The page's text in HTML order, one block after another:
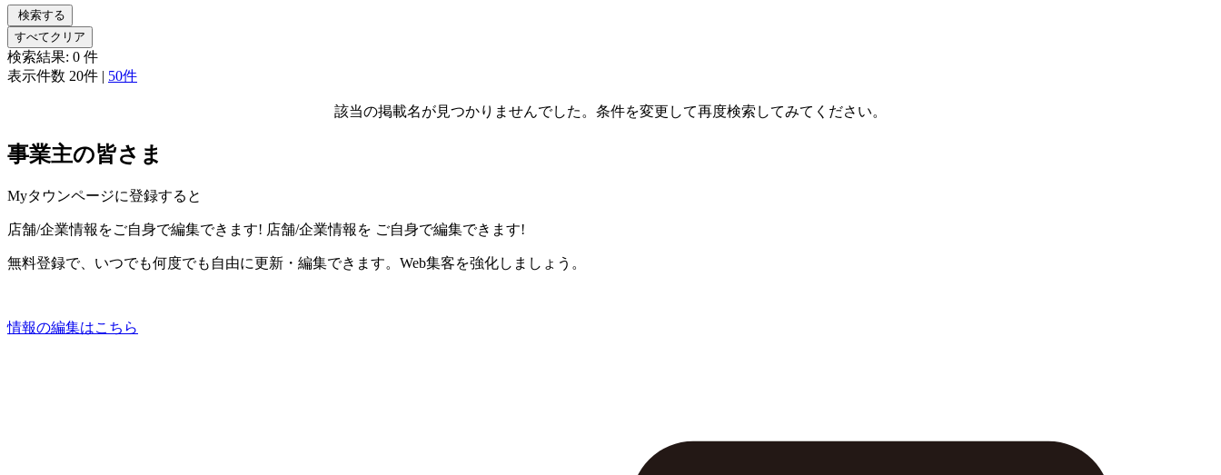
検索する
すべてクリア
検索結果: 0 件
表示件数 20件 | 50件
該当の掲載名が見つかりませんでした。条件を変更して再度検索してみてください。
事業主の皆さま
Myタウンページに登録すると
店舗/企業情報をご自身で編集できます! 店舗/企業情報を ご自身で編集できます!
無料登録で、いつでも何度でも自由に更新・編集できます。Web集客を強化しましょう。
情報の編集はこちら